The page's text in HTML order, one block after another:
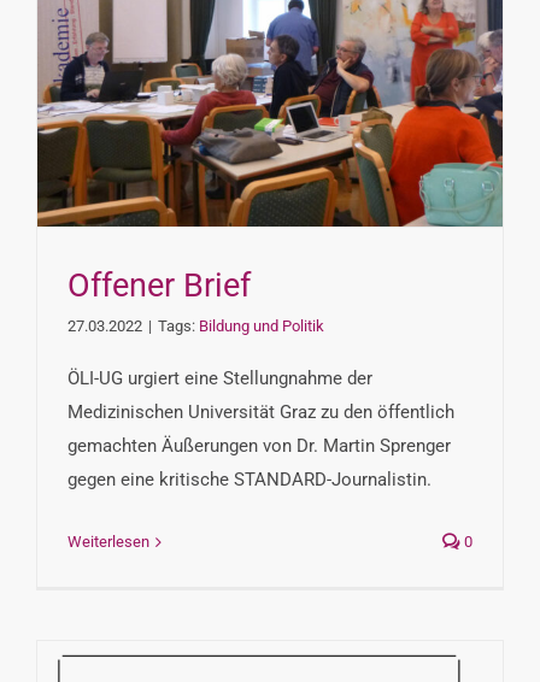
Offener Brief
27.03.2022 | Tags: Bildung und Politik
ÖLI-UG urgiert eine Stellungnahme der
Medizinischen Universität Graz zu den öffentlich
gemachten Äußerungen von Dr. Martin Sprenger
gegen eine kritische STANDARD-Journalistin.
Weiterlesen 0